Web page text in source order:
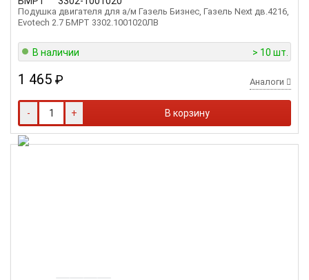
Подушка двигателя для а/м Газель Бизнес, Газель Next дв.4216,
Evotech 2.7 БМРТ 3302.1001020ЛВ
В наличии > 10 шт.
1 465 ₽ Аналоги
- + В корзину